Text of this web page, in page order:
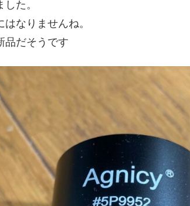
た。
なりませんね。
品だそうです